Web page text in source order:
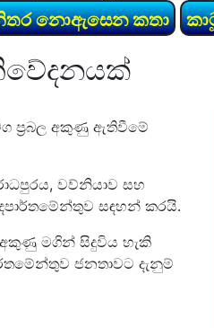
නොඇසෙන කතා
ප්‍රබල අකුණු ඇතිවීමේ
වව්නියාව සහ
සඳහන් කරයි.
මගින් සිදුවිය හැකි
ජනතාවට දැනුම්